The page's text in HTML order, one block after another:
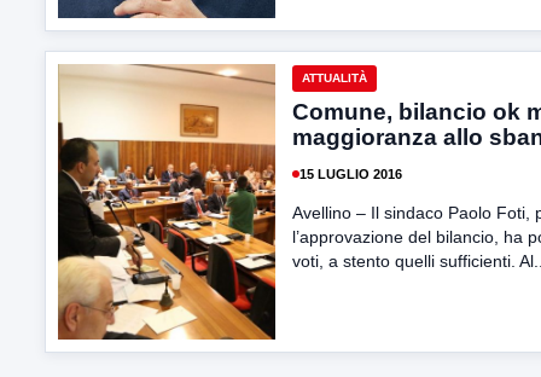
ATTUALITÀ
Comune, bilancio ok
maggioranza allo
15 LUGLIO 2016
Avellino – Il sindaco Paolo Foti,
l’approvazione del bilancio, ha
voti, a stento quelli sufficienti.